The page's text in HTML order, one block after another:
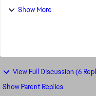
im Ansatz gelöst ist,
Show More
View Full Discussion (6
Show Parent Replies